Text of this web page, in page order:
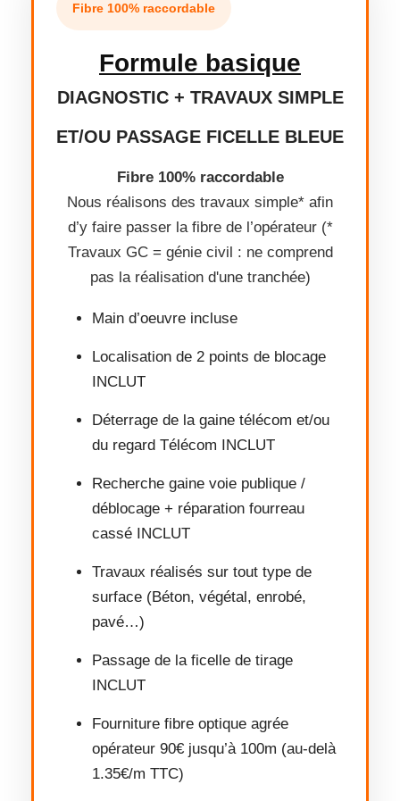
Fibre 100% raccordable
Formule basique
DIAGNOSTIC + TRAVAUX SIMPLE
ET/OU PASSAGE FICELLE BLEUE
Fibre 100% raccordable
Nous réalisons des travaux simple* afin
d’y faire passer la fibre de l’opérateur (*
Travaux GC = génie civil : ne comprend
pas la réalisation d'une tranchée)
Main d’oeuvre incluse
Localisation de 2 points de blocage
INCLUT
Déterrage de la gaine télécom et/ou
du regard Télécom INCLUT
Recherche gaine voie publique /
déblocage + réparation fourreau
cassé INCLUT
Travaux réalisés sur tout type de
surface (Béton, végétal, enrobé,
pavé…)
Passage de la ficelle de tirage
INCLUT
Fourniture fibre optique agrée
opérateur 90€ jusqu’à 100m (au-delà
1.35€/m TTC)